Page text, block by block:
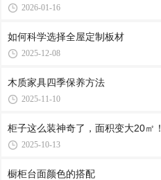
2026-01-16
如何科学选择全屋定制板材
2025-12-08
木质家具四季保养方法
2025-11-10
柜子这么装神奇了，面积变大20㎡！
2025-10-13
橱柜台面颜色的搭配